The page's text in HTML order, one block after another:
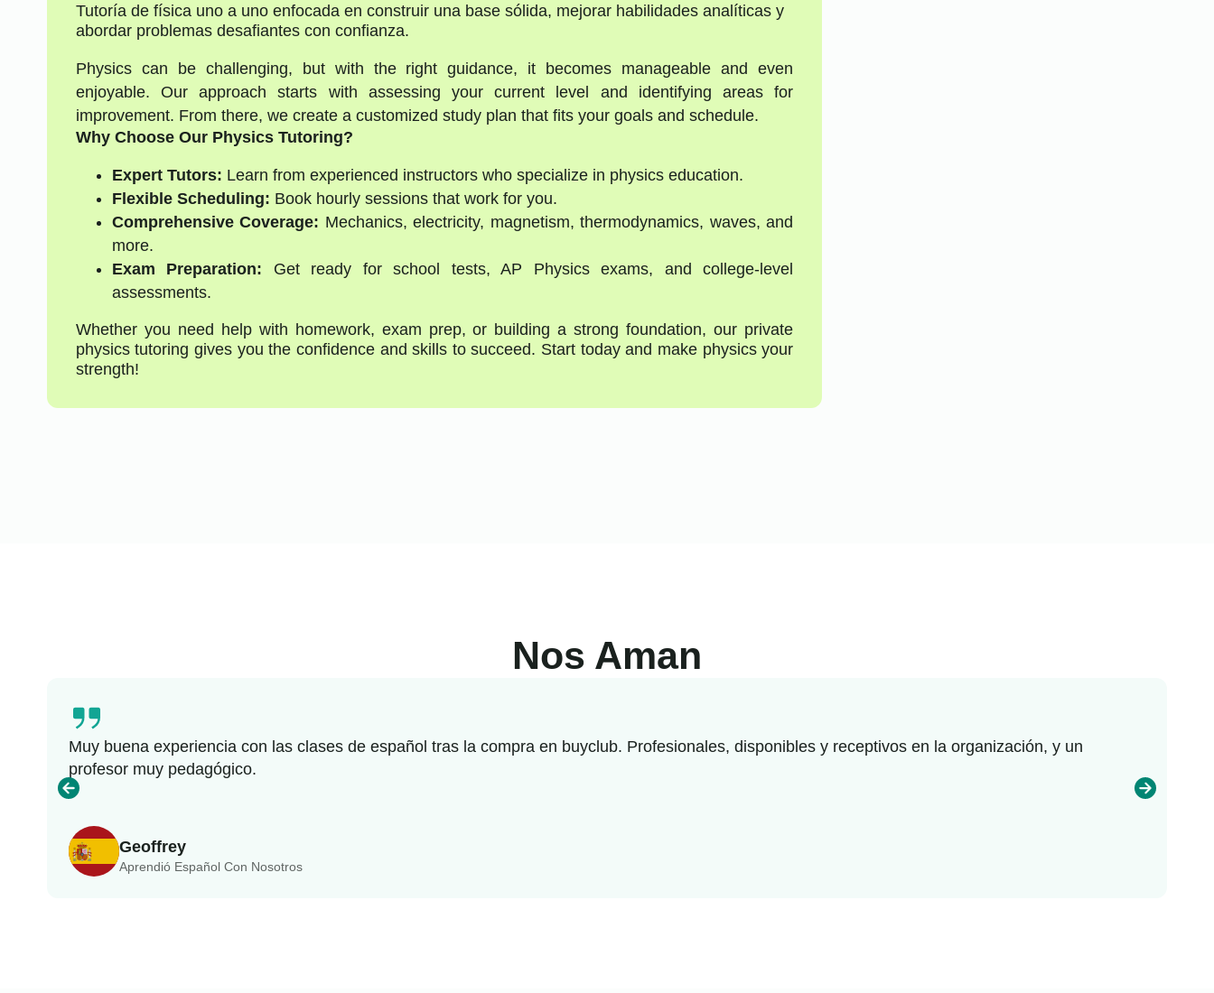
Tutoría de física uno a uno enfocada en construir una base sólida, mejorar habilidades analíticas y
abordar problemas desafiantes con confianza.
Physics can be challenging, but with the right guidance, it becomes manageable and even
enjoyable. Our approach starts with assessing your current level and identifying areas for
improvement. From there, we create a customized study plan that fits your goals and schedule.
Why Choose Our Physics Tutoring?
Expert Tutors: Learn from experienced instructors who specialize in physics education.
Flexible Scheduling: Book hourly sessions that work for you.
Comprehensive Coverage: Mechanics, electricity, magnetism, thermodynamics, waves, and
more.
Exam Preparation: Get ready for school tests, AP Physics exams, and college-level
assessments.
Whether you need help with homework, exam prep, or building a strong foundation, our private
physics tutoring gives you the confidence and skills to succeed. Start today and make physics your
strength!
Nos Aman
Geoffrey
Aprendió Español Con Nosotros
Muy buena experiencia con las clases de español tras la compra en buyclub. Profesionales, disponibles y receptivos en la organización, y un
profesor muy pedagógico.